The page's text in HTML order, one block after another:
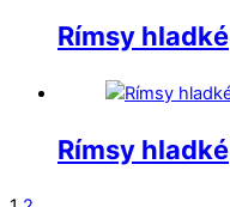
Rímsy hladké
Rímsy hladké